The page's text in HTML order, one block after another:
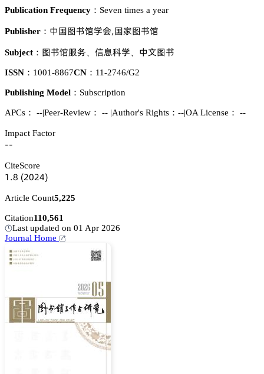
Publication Frequency： Seven times a year
Publisher： 瘼孢貂䎦慀惒肦,孢䔟貂䎦慀
Subject： 貂䎦慀伫懾 烻壄涛惒 瘼鉮貂䎦
ISSN： 1001-8867CN： 11-2746/G2
Publishing Model： Subscription
APCs： --|Peer-Review： -- |Author's Rights：--|OA License： --
Impact Factor
--
CiteScore
声.躭 (缗蔡缗鋺)
Article Count5,225
Citation110,561
Last updated on 01 Apr 2026
Journal Home